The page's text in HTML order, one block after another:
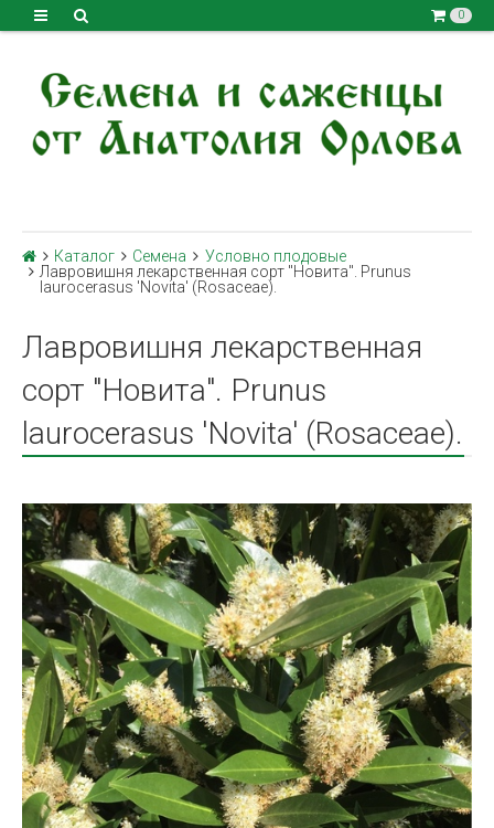
0
Каталог Семена
Условно плодовые
Лавровишня лекарственная сорт "Новита". Prunus
laurocerasus 'Novita' (Rosaceae).
Лавровишня лекарственная
сорт "Новита". Prunus
laurocerasus 'Novita' (Rosaceae).